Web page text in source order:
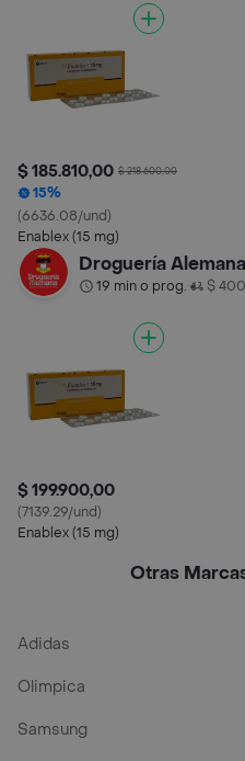
$ 185.810,00 $ 218.600,00
15%
(6636.08/und)
Enablex (15 mg)
Droguería Alemana
19 min o prog.• $
$ 199.900,00
(7139.29/und)
Enablex (15 mg)
Otras
Adidas
Olimpica
Samsung